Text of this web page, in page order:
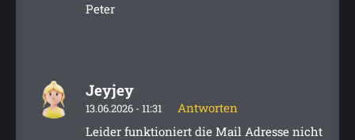
Peter
Jeyjey
13.06.2026 - 11:31
Antworten
Leider funktioniert die Mail Adresse nicht